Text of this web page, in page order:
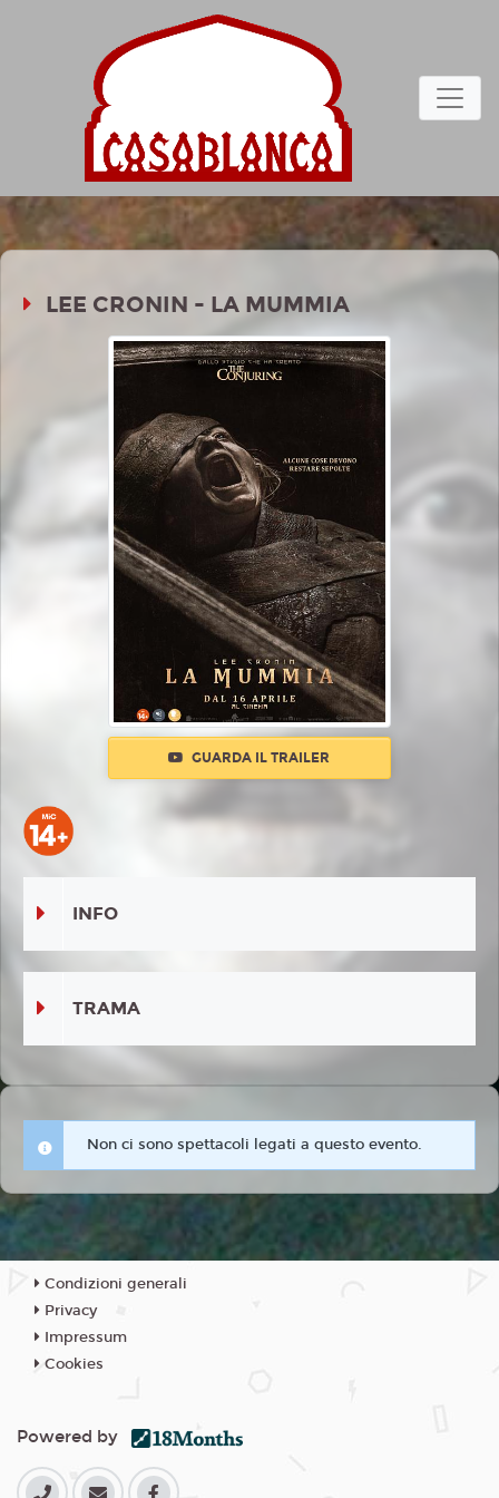
LEE CRONIN - LA MUMMIA
GUARDA IL TRAILER
INFO
TRAMA
Non ci sono spettacoli legati a questo evento.
Condizioni generali
Privacy
Impressum
Cookies
Powered by